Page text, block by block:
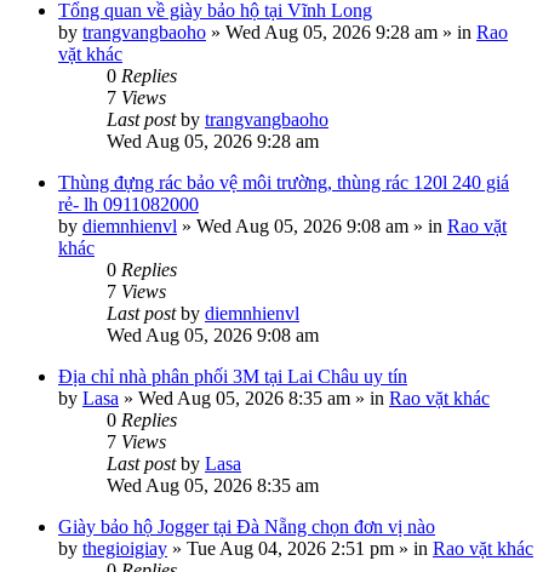
Tổng quan về giày bảo hộ tại Vĩnh Long
by trangvangbaoho » Wed Aug 05, 2026 9:28 am » in Rao
vặt khác
0 Replies
7 Views
Last postby trangvangbaoho
Wed Aug 05, 2026 9:28 am
Thùng đựng rác bảo vệ môi trường, thùng rác 120l 240 giá
rẻ- lh 0911082000
by diemnhienvl » Wed Aug 05, 2026 9:08 am » in Rao vặt
khác
0 Replies
7 Views
Last postby diemnhienvl
Wed Aug 05, 2026 9:08 am
Địa chỉ nhà phân phối 3M tại Lai Châu uy tín
by Lasa » Wed Aug 05, 2026 8:35 am » in Rao vặt khác
0 Replies
7 Views
Last postby Lasa
Wed Aug 05, 2026 8:35 am
Giày bảo hộ Jogger tại Đà Nẵng chọn đơn vị nào
by thegioigiay » Tue Aug 04, 2026 2:51 pm » in Rao vặt khác